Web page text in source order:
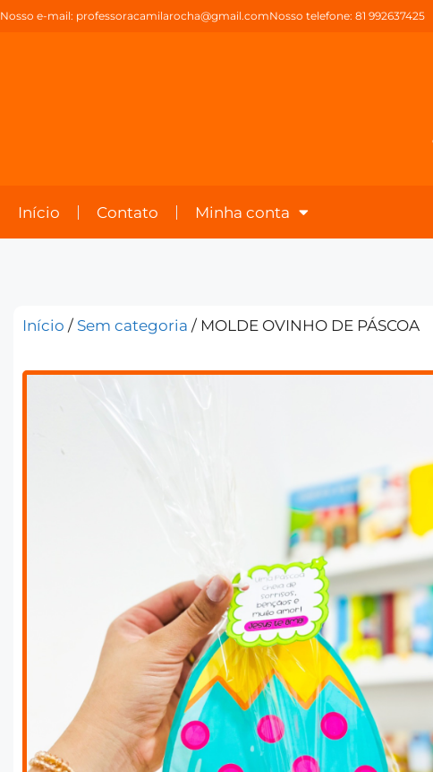
Nosso e-mail: professoracamilarocha@gmail.comNosso telefone: 81 992637425
Início Contato Minha conta
Início / Sem categoria / MOLDE OVINHO DE PÁSCOA